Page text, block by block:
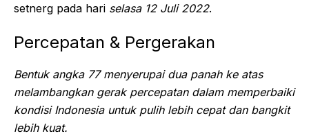
setnerg pada hari selasa 12 Juli 2022.
Percepatan & Pergerakan
Bentuk angka 77 menyerupai dua panah ke atas
melambangkan gerak percepatan dalam memperbaiki
kondisi Indonesia untuk pulih lebih cepat dan bangkit
lebih kuat.